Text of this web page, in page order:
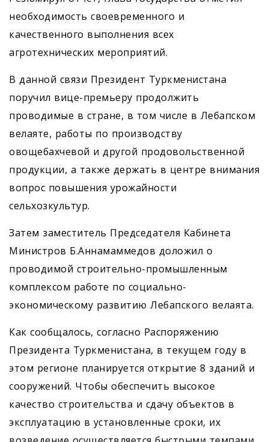
необходимость своевременного и
качественного выполнения всех
агротехнических мероприятий.
В данной связи Президент Туркменистана
поручил вице-премьеру продолжить
проводимые в стране, в том числе в Лебапском
велаяте, работы по производству
овощебахчевой и другой продовольственной
продукции, а также держать в центре внимания
вопрос повышения урожайности
сельхозкультур.
Затем заместитель Председателя Кабинета
Министров Б.Аннамаммедов доложил о
проводимой строительно-промышленным
комплексом работе по социально-
экономическому развитию Лебапского велаята.
Как сообщалось, согласно Распоряжению
Президента Туркменистана, в текущем году в
этом регионе планируется открытие 8 зданий и
сооружений. Чтобы обеспечить высокое
качество строительства и сдачу объектов в
эксплуатацию в установленные сроки, их